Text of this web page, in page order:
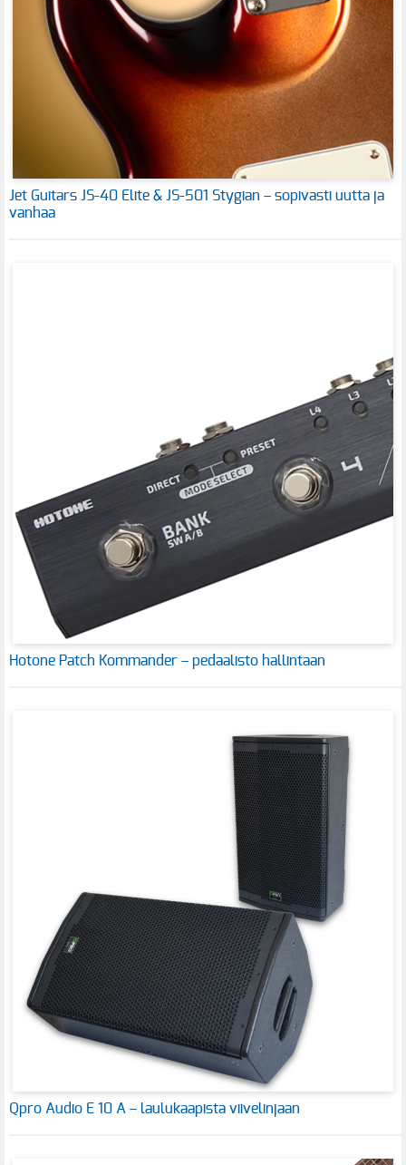
Jet Guitars JS-40 Elite & JS-501 Stygian – sopivasti uutta ja
vanhaa
Hotone Patch Kommander – pedaalisto hallintaan
Qpro Audio E 10 A – laulukaapista viivelinjaan